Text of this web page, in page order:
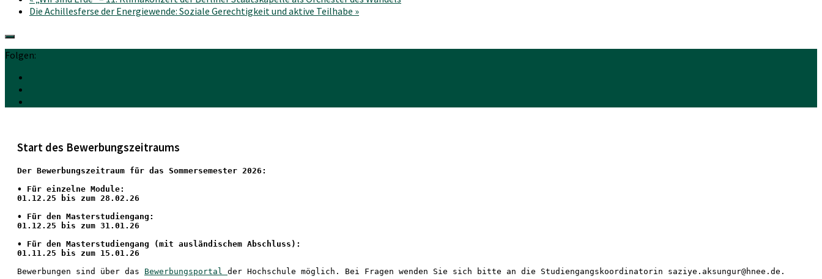
Die Achillesferse der Energiewende: Soziale Gerechtigkeit und aktive Teilhabe »
Folgen:
Start des Bewerbungszeitraums
Der Bewerbungszeitraum für das Sommersemester 2026:
• Für einzelne Module:
01.12.25 bis zum 28.02.26
• Für den Masterstudiengang:
01.12.25 bis zum 31.01.26
• Für den Masterstudiengang (mit ausländischem Abschluss):
01.11.25 bis zum 15.01.26
Bewerbungen sind über das Bewerbungsportal der Hochschule möglich. Bei Fragen wenden Sie sich bitte an die Studiengangskoordinatorin saziye.aksungur@hnee.de.